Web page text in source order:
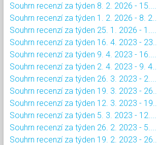
Souhrn recenzí za týden 8. 2. 2026 - 15....
Souhrn recenzí za týden 1. 2. 2026 - 8. 2....
Souhrn recenzí za týden 25. 1. 2026 - 1....
Souhrn recenzí za týden 16. 4. 2023 - 23....
Souhrn recenzí za týden 9. 4. 2023 - 16....
Souhrn recenzí za týden 2. 4. 2023 - 9. 4....
Souhrn recenzí za týden 26. 3. 2023 - 2....
Souhrn recenzí za týden 19. 3. 2023 - 26....
Souhrn recenzí za týden 12. 3. 2023 - 19....
Souhrn recenzí za týden 5. 3. 2023 - 12....
Souhrn recenzí za týden 26. 2. 2023 - 5....
Souhrn recenzí za týden 19. 2. 2023 - 26....